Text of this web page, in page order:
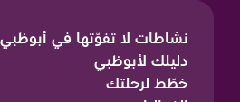
نشاطات لا تفوّتها في أبوظبي
دليلك لأبوظبي
خطّط لرحلتك